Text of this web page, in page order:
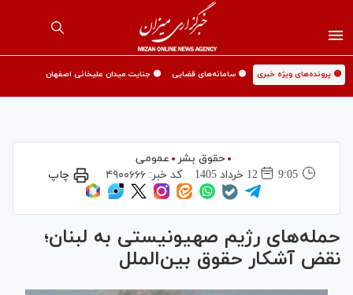
🟡 پرونده‌های ویژه خبری 🟡 سامانه‌های قضایی 🟡 جنایت میدان علیخانی اصفهان
حقوق بشر
عمومی
9:05
12 خرداد 1405 کد خبر:۴۹۰۰۶۶۶ چاپ
حمله‌های رژیم صهیونیستی به لبنان؛
نقض آشکار حقوق بین‌الملل